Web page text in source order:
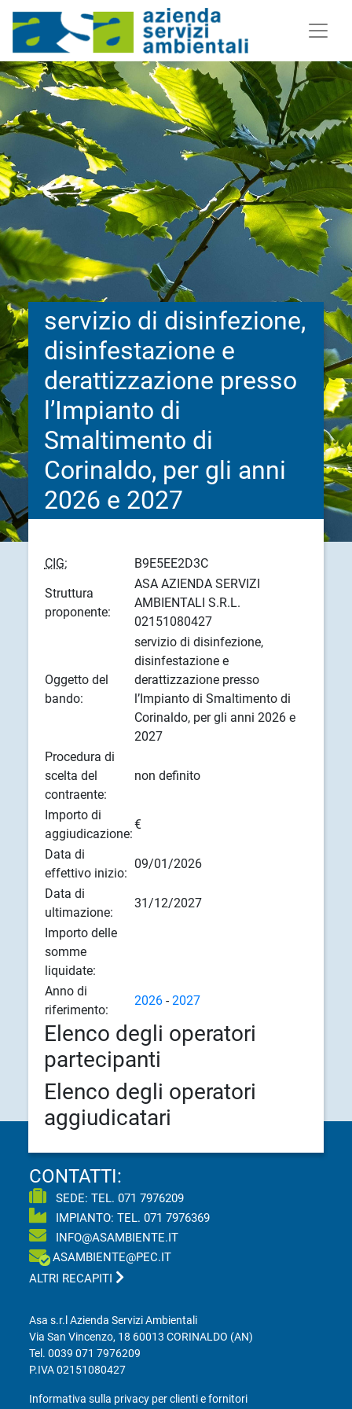
servizio di disinfezione,
disinfestazione e
derattizzazione presso
l’Impianto di
Smaltimento di
Corinaldo, per gli anni
2026 e 2027
CIG:
B9E5EE2D3C
Struttura
proponente:
ASA AZIENDA SERVIZI
AMBIENTALI S.R.L.
02151080427
Oggetto del
bando:
servizio di disinfezione,
disinfestazione e
derattizzazione presso
l’Impianto di Smaltimento di
Corinaldo, per gli anni 2026 e
2027
Procedura di
scelta del
contraente:
non definito
Importo di
aggiudicazione:
€
Data di
effettivo inizio:
09/01/2026
Data di
ultimazione:
31/12/2027
Importo delle
somme
liquidate:
Anno di
riferimento:
2026-2027
Elenco degli operatori
partecipanti
Elenco degli operatori
aggiudicatari
CONTATTI:
SEDE: TEL.071 7976209
IMPIANTO: TEL.071 7976369
INFO@ASAMBIENTE.IT
ASAMBIENTE@PEC.IT
ALTRI RECAPITI
Asa s.r.l Azienda Servizi Ambientali
Via San Vincenzo, 18 60013 CORINALDO (AN)
Tel.0039 071 7976209
P.IVA 02151080427
Informativa sulla privacy per clienti e fornitori